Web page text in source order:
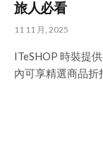
旅人必看
11 11 月, 2025
ITeSHOP 時裝提
內可享精選商品折